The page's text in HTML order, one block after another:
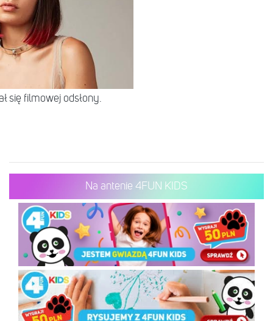
się filmowej odsłony.
Na antenie 4FUN KIDS